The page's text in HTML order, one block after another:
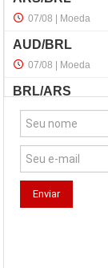
NewsLetter